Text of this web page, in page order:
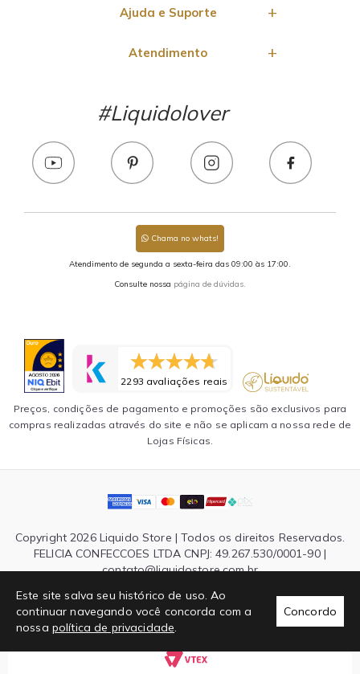
Este site salva seu histórico de uso. Ao
continuar navegando você concorda com a
nossa política de privacidade.
Concordo
Ajuda e Suporte
Atendimento
#Liquidolover
Chama no whats!
Atendimento de segunda a sexta-feira das 09:00 às 17:00.
Consulte nossa página de dúvidas.
2293 avaliações reais
Preços, condições de pagamento e promoções são exclusivos para
compras realizadas através do site e não se aplicam a nossa rede de
Lojas Físicas.
Copyright 2026 Liquido Store | Todos os direitos Reservados.
FELICIA CONFECCOES LTDA CNPJ: 49.267.530/0001-90 |
contato@liquidostore.com.br
000